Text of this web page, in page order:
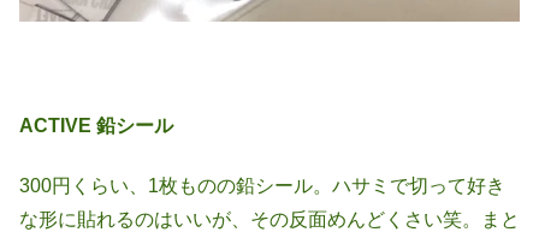
ACTIVE 鉛シール
300円くらい、1枚ものの鉛シール。ハサミで切って好き
な形に貼れるのはいいが、その反面めんどくさい笑。まと